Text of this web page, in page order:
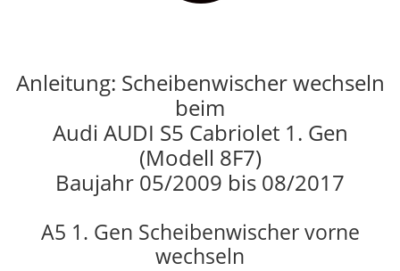
Anleitung: Scheibenwischer wechseln
beim
Audi AUDI S5 Cabriolet 1. Gen
(Modell 8F7)
Baujahr 05/2009 bis 08/2017
A5 1. Gen Scheibenwischer vorne
wechseln